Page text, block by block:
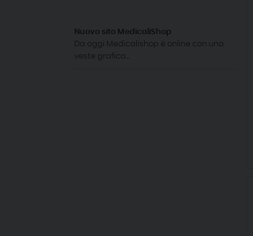
Nuovo sito MedicaliShop
Da oggi Medicalishop è online con una
veste grafica...